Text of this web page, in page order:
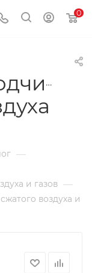
0
—
и газов —
воздуха и